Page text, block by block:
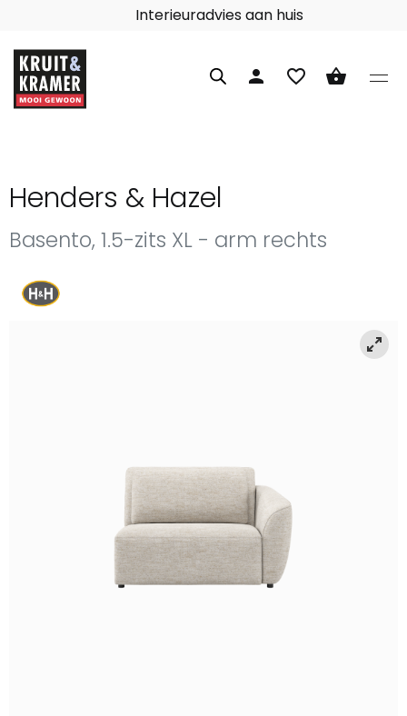
Interieuradvies aan huis
person favorite_border shopping_basket
Henders & Hazel
Basento, 1.5-zits XL - arm rechts